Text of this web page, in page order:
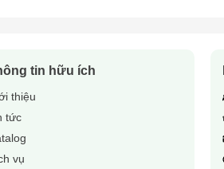
chi tiết! 🚀
tin hữu ích
thiệu
tức
vụ